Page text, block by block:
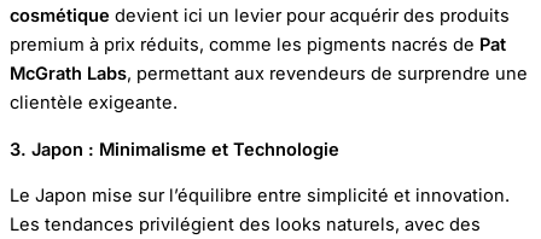
cosmétique devient ici un levier pour acquérir des produits
premium à prix réduits, comme les pigments nacrés de Pat
McGrath Labs, permettant aux revendeurs de surprendre une
clientèle exigeante.
3. Japon : Minimalisme et Technologie
Le Japon mise sur l’équilibre entre simplicité et innovation.
Les tendances privilégient des looks naturels, avec des